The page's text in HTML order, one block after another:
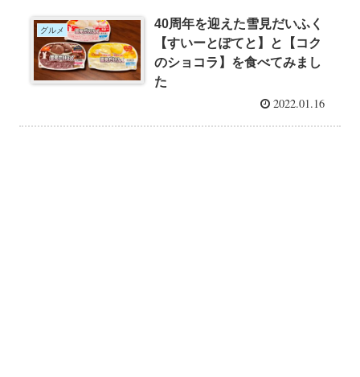
グルメ
40周年を迎えた雪見だいふく
【すいーとぽてと】と【コク
のショコラ】を食べてみまし
た
2022.01.16